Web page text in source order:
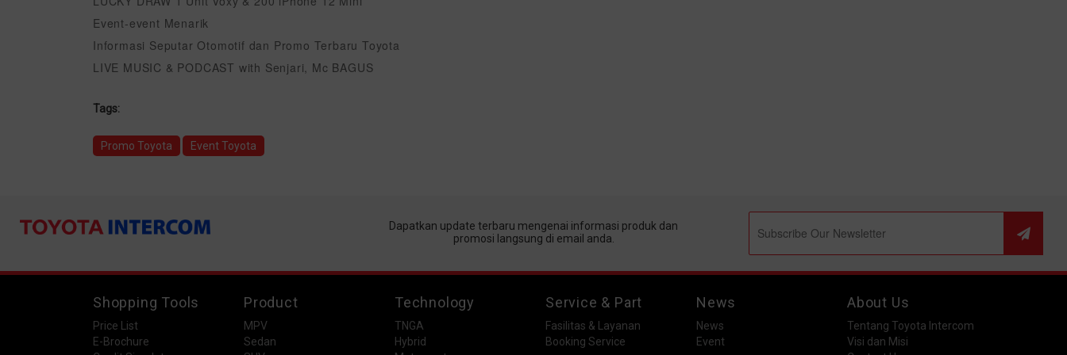
Event-event Menarik
Informasi Seputar Otomotif dan Promo Terbaru Toyota
LIVE MUSIC & PODCAST with Senjari, Mc BAGUS
Tags:
Promo Toyota Event Toyota
Dapatkan update terbaru mengenai informasi produk dan
promosi langsung di email anda.
Shopping Tools
Price List
E-Brochure
Product
MPV
Sedan
Technology
TNGA
Hybrid
Service & Part
Fasilitas & Layanan
Booking Service
News
News
Event
About Us
Tentang Toyota Intercom
Visi dan Misi